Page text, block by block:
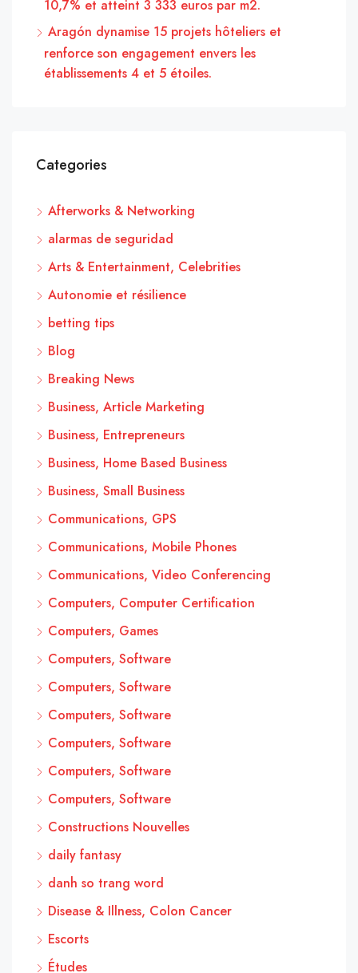
10,7% et atteint 3 333 euros par m2.
Aragón dynamise 15 projets hôteliers et
renforce son engagement envers les
établissements 4 et 5 étoiles.
Categories
Afterworks & Networking
alarmas de seguridad
Arts & Entertainment, Celebrities
Autonomie et résilience
betting tips
Blog
Breaking News
Business, Article Marketing
Business, Entrepreneurs
Business, Home Based Business
Business, Small Business
Communications, GPS
Communications, Mobile Phones
Communications, Video Conferencing
Computers, Computer Certification
Computers, Games
Computers, Software
Computers, Software
Computers, Software
Computers, Software
Computers, Software
Computers, Software
Constructions Nouvelles
daily fantasy
danh so trang word
Disease & Illness, Colon Cancer
Escorts
Études